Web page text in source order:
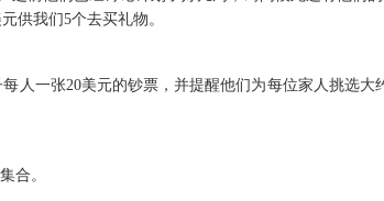
供我们5个去买礼物。
人一张20美元的钞票，并提醒他们为每位家人挑选大
合。